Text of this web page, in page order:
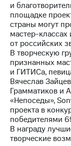
и
площадке
страны могут
мастер-
от российских
В творческую
признанных
и ГИТИСа,
Вячеслав
Грамматиков и
«Непоседы»,
проекта в
победителями
В награду
творческие